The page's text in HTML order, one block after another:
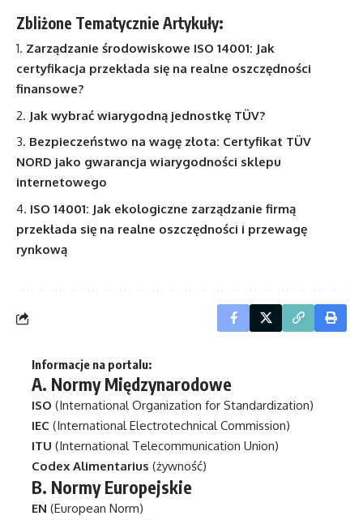
Zbliżone Tematycznie Artykuły:
Zarządzanie środowiskowe ISO 14001: Jak
certyfikacja przekłada się na realne oszczędności
finansowe?
Jak wybrać wiarygodną jednostkę TÜV?
Bezpieczeństwo na wagę złota: Certyfikat TÜV
NORD jako gwarancja wiarygodności sklepu
internetowego
ISO 14001: Jak ekologiczne zarządzanie firmą
przekłada się na realne oszczędności i przewagę
rynkową
Informacje na portalu:
A. Normy Międzynarodowe
ISO (International Organization for Standardization)
IEC (International Electrotechnical Commission)
ITU (International Telecommunication Union)
Codex Alimentarius (żywność)
B. Normy Europejskie
EN (European Norm)